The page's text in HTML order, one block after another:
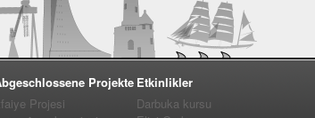
Projekte
Projesi
Etkinlikler
Darbuka kursu